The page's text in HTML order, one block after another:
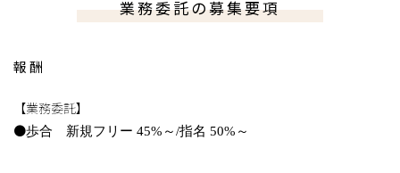
業務委託の募集要項
報酬
【業務委託】
●歩合 新規フリー 45%～/指名 50%～